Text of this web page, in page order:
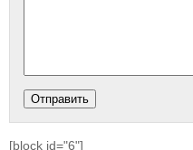
[block id="6"]